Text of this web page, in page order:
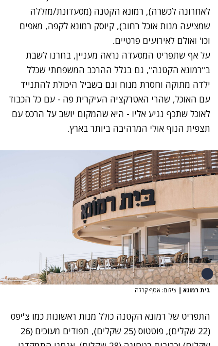
לאחרונה לכשרה), רמונא הקטנה (מסעדונת/מזללה
שמציעה מנות אוכל רחוב), קיוסק רמונא לקפה, מאפים
וכו' ואולם לאירועים פרטיים.
על אף שתפריט המסעדה נראה מעניין, בחרנו לשבת
ב"רמונא הקטנה", גם בגלל ההרכב המשפחתי שכלל
ילדה מתוקה וחסרת מנוח וגם בשביל היכולת להתנייד
עם האוכל, שהרי האטרקציה העיקרית פה - עם כל הכבוד
לאוכל שתכף נגיע אליו - היא שהמקום יושב על הרכס עם
תצפית הנוף אולי המרהיבה ביותר בארץ.
בית רמונא | צילום: אסף קרלה
התפריט של רמונא הקטנה כולל מנות ראשונות כמו צ'יפס
(22 שקלים), פוטטוס (25 שקלים), תפודים מעוכים (26